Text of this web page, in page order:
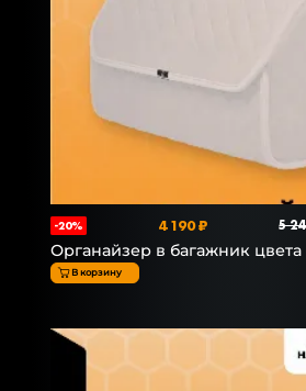
-20% 4 190 ₽ 5
Органайзер в багажник цвета
В корзину